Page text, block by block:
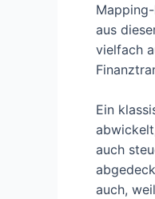
aus
vielfach
Ein
auch
auch,